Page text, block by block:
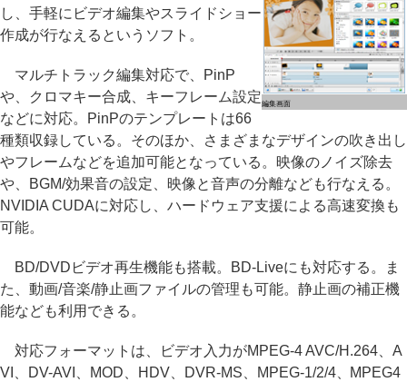
編集画面
し、手軽にビデオ編集やスライドショー
作成が行なえるというソフト。
マルチトラック編集対応で、PinP
や、クロマキー合成、キーフレーム設定
などに対応。PinPのテンプレートは66
種類収録している。そのほか、さまざまなデザインの吹き出し
やフレームなどを追加可能となっている。映像のノイズ除去
や、BGM/効果音の設定、映像と音声の分離なども行なえる。
NVIDIA CUDAに対応し、ハードウェア支援による高速変換も
可能。
BD/DVDビデオ再生機能も搭載。BD-Liveにも対応する。ま
た、動画/音楽/静止画ファイルの管理も可能。静止画の補正機
能なども利用できる。
対応フォーマットは、ビデオ入力がMPEG-4 AVC/H.264、A
VI、DV-AVI、MOD、HDV、DVR-MS、MPEG-1/2/4、MPEG4